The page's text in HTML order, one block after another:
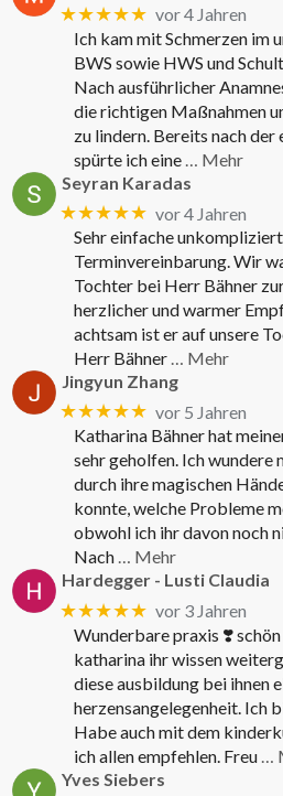
★★★★★ vor 4 Jahren
Ich kam mit Schmerzen im
BWS sowie HWS und
Nach ausführlicher
die richtigen Maßnahmen
zu lindern. Bereits nach der
spürte ich eine
… Mehr
Seyran Karadas
★★★★★ vor 4 Jahren
Sehr einfache
Terminvereinbarung. Wir
Tochter bei Herr Bähner
herzlicher und warmer
achtsam ist er auf unsere
Herr Bähner … Mehr
Jingyun Zhang
★★★★★ vor 5 Jahren
Katharina Bähner hat
sehr geholfen. Ich wundere
durch ihre magischen
konnte, welche Probleme
obwohl ich ihr davon noch
Nach … Mehr
Hardegger - Lusti Claudia
★★★★★ vor 3 Jahren
Wunderbare praxis ❣️
katharina ihr wissen
diese ausbildung bei ihnen
herzensangelegenheit. Ich
Habe auch mit dem
ich allen empfehlen. Freu …
Yves Siebers